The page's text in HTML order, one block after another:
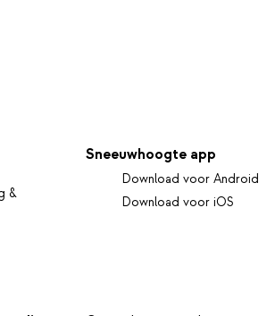
&
Sneeuwhoogte app
Download voor Android
Download voor iOS